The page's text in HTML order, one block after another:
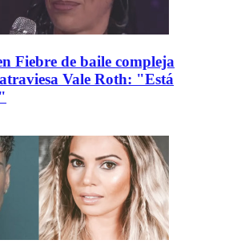
Fiebre de baile compleja
Vale Roth: "Está